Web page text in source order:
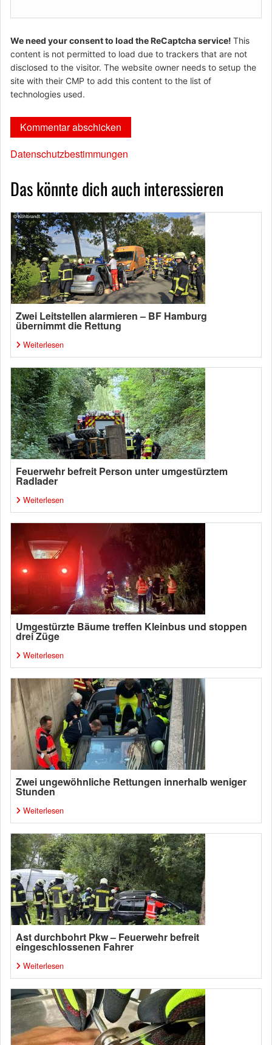
We need your consent to load the ReCaptcha service! This
content is not permitted to load due to trackers that are not
disclosed to the visitor. The website owner needs to setup the
site with their CMP to add this content to the list of
technologies used.
Datenschutzbestimmungen
Das könnte dich auch interessieren
Zwei Leitstellen alarmieren – BF Hamburg
übernimmt die Rettung
Weiterlesen
Feuerwehr befreit Person unter umgestürztem
Radlader
Weiterlesen
Umgestürzte Bäume treffen Kleinbus und stoppen
drei Züge
Weiterlesen
Zwei ungewöhnliche Rettungen innerhalb weniger
Stunden
Weiterlesen
Ast durchbohrt Pkw – Feuerwehr befreit
eingeschlossenen Fahrer
Weiterlesen